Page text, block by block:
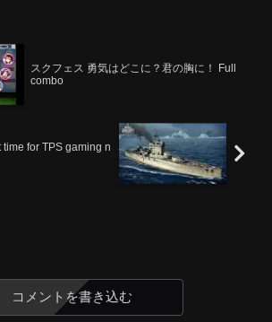
スクフェス 勇気はどこに？君の胸に！ Full
combo
for TPS gaming n
コメントを書き込む